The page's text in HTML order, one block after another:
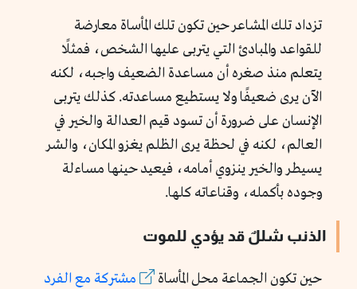
تزداد تلك المشاعر حين تكون تلك المأساة معارضة
للقواعد والمبادئ التي يتربى عليها الشخص، فمثلًا
يتعلم منذ صغره أن مساعدة الضعيف واجبه، لكنه
الآن يرى ضعيفًا ولا يستطيع مساعدته. كذلك يتربى
الإنسان على ضرورة أن تسود قيم العدالة والخير في
العالم، لكنه في لحظة يرى الظلم يغزو المكان، والشر
يسيطر والخير ينزوي أمامه، فيعيد حينها مساءلة
وجوده بأكمله، وقناعاته كلها.
الذنب شللٌ قد يؤدي للموت
حين تكون الجماعة محل المأساة
مشتركة مع الفرد